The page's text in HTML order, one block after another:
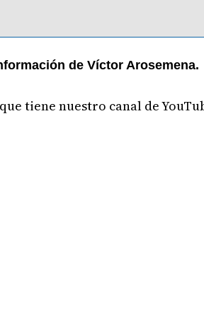
de Víctor Arosemena.
tiene nuestro canal de